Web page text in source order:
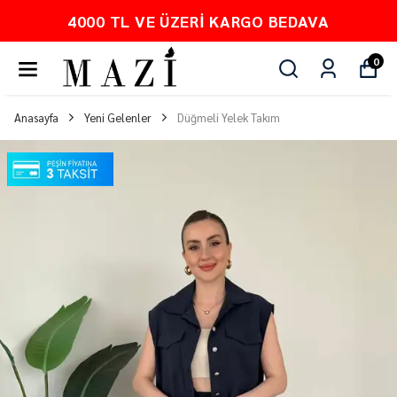
4000 TL VE ÜZERI KARGO BEDAVA
0
Anasayfa Yeni Gelenler Düğmeli Yelek Takım